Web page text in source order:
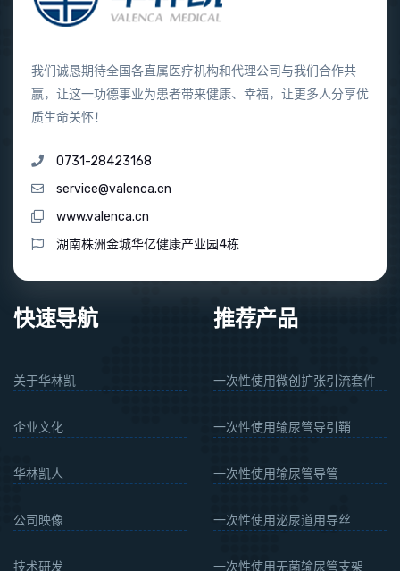
我们诚恳期待全国各直属医疗机构和代理公司与我们合作共
赢，让这一功德事业为患者带来健康、幸福，让更多人分享优
质生命关怀！
0731-28423168
service@valenca.cn
www.valenca.cn
湖南株洲金城华亿健康产业园4栋
快速导航
关于华林凯
企业文化
华林凯人
公司映像
技术研发
推荐产品
一次性使用微创扩张引流套件
一次性使用输尿管导引鞘
一次性使用输尿管导管
一次性使用泌尿道用导丝
一次性使用无菌输尿管支架